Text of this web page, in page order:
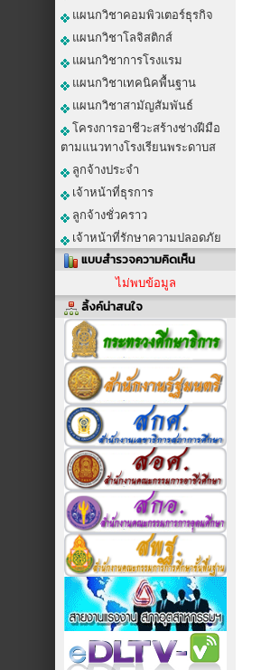
แผนกวิชาคอมพิวเตอร์ธุรกิจ
แผนกวิชาโลจิสติกส์
แผนกวิชาการโรงแรม
แผนกวิชาเทคนิคพื้นฐาน
แผนกวิชาสามัญสัมพันธ์
โครงการอาชีวะสร้างช่างฝีมือ
ตามแนวทางโรงเรียนพระดาบส
ลูกจ้างประจำ
เจ้าหน้าที่ธุรการ
ลูกจ้างชั่วคราว
เจ้าหน้าที่รักษาความปลอดภัย
แบบสำรวจความคิดเห็น
ไม่พบข้อมูล
ลิ้งค์น่าสนใจ